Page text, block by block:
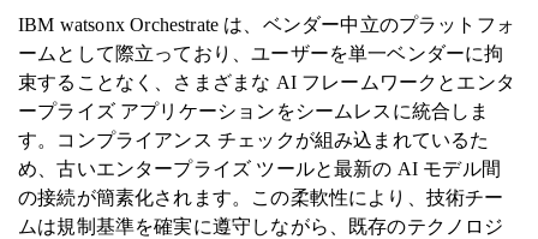
IBM watsonx Orchestrate は、ベンダー中立のプラットフォ
ームとして際立っており、ユーザーを単一ベンダーに拘
束することなく、さまざまな AI フレームワークとエンタ
ープライズ アプリケーションをシームレスに統合しま
す。コンプライアンス チェックが組み込まれているた
め、古いエンタープライズ ツールと最新の AI モデル間
の接続が簡素化されます。この柔軟性により、技術チー
ムは規制基準を確実に遵守しながら、既存のテクノロジ